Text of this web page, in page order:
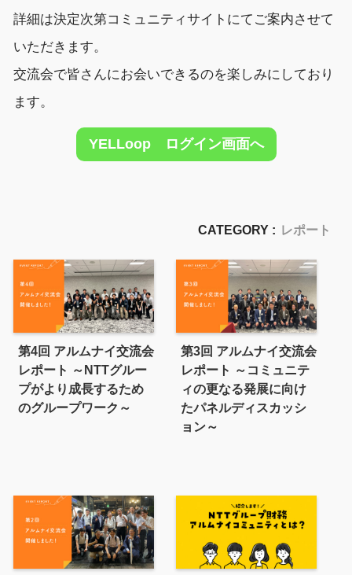
詳細は決定次第コミュニティサイトにてご案内させて
いただきます。
交流会で皆さんにお会いできるのを楽しみにしており
ます。
YELLoop ログイン画面へ
CATEGORY : レポート
第4回 アルムナイ交流会
レポート ～NTTグルー
プがより成長するため
のグループワーク～
第3回 アルムナイ交流会
レポート ～コミュニテ
ィの更なる発展に向け
たパネルディスカッシ
ョン～